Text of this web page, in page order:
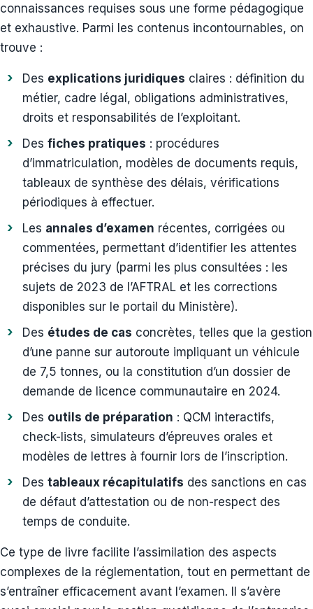
connaissances requises sous une forme pédagogique
et exhaustive. Parmi les contenus incontournables, on
trouve :
Des explications juridiques claires : définition du
métier, cadre légal, obligations administratives,
droits et responsabilités de l’exploitant.
Des fiches pratiques : procédures
d’immatriculation, modèles de documents requis,
tableaux de synthèse des délais, vérifications
périodiques à effectuer.
Les annales d’examen récentes, corrigées ou
commentées, permettant d’identifier les attentes
précises du jury (parmi les plus consultées : les
sujets de 2023 de l’AFTRAL et les corrections
disponibles sur le portail du Ministère).
Des études de cas concrètes, telles que la gestion
d’une panne sur autoroute impliquant un véhicule
de 7,5 tonnes, ou la constitution d’un dossier de
demande de licence communautaire en 2024.
Des outils de préparation : QCM interactifs,
check-lists, simulateurs d’épreuves orales et
modèles de lettres à fournir lors de l’inscription.
Des tableaux récapitulatifs des sanctions en cas
de défaut d’attestation ou de non-respect des
temps de conduite.
Ce type de livre facilite l’assimilation des aspects
complexes de la réglementation, tout en permettant de
s’entraîner efficacement avant l’examen. Il s’avère